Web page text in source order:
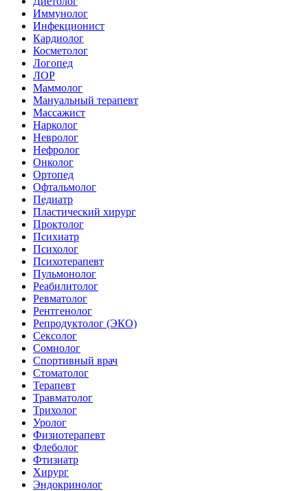
Иммунолог
Инфекционист
Кардиолог
Косметолог
Логопед
ЛОР
Маммолог
Мануальный терапевт
Массажист
Нарколог
Невролог
Нефролог
Онколог
Ортопед
Офтальмолог
Педиатр
Пластический хирург
Проктолог
Психиатр
Психолог
Психотерапевт
Пульмонолог
Реабилитолог
Ревматолог
Рентгенолог
Репродуктолог (ЭКО)
Сексолог
Сомнолог
Спортивный врач
Стоматолог
Терапевт
Травматолог
Трихолог
Уролог
Физиотерапевт
Флеболог
Фтизиатр
Хирург
Эндокринолог